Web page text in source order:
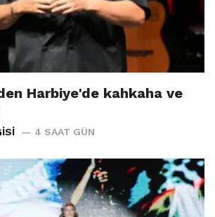
Harbiye'de kahkaha ve
4 SAAT GÜN